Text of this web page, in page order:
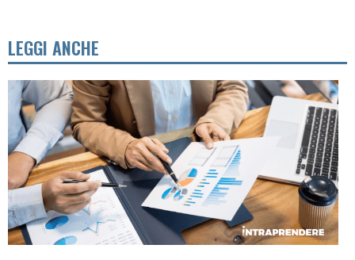
LEGGI ANCHE